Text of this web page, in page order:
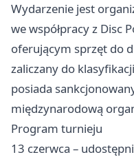
Wydarzenie jest
we współpracy z Disc
oferującym sprzęt do
zaliczany do
posiada
międzynarodową
Program turnieju
13 czerwca –